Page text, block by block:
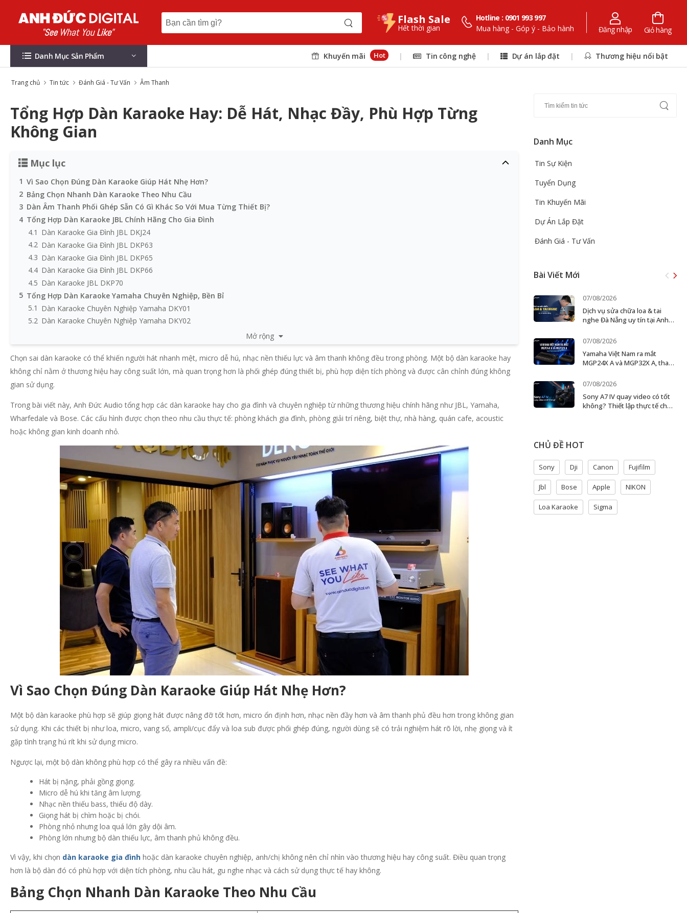
Flash Sale
Hết thời gian
Hotline : 0901 993 997
Mua hàng - Góp ý - Bảo hành
Đăng nhập Giỏ hàng
Danh Mục Sản Phẩm Khuyến mãi Hot | Tin công nghệ | Dự án lắp đặt | Thương hiệu nổi bật
Trang chủ Tin tức Đánh Giá - Tư Vấn Âm Thanh
Tổng Hợp Dàn Karaoke Hay: Dễ Hát, Nhạc Đầy, Phù Hợp Từng
Không Gian
Mục lục
1 Vì Sao Chọn Đúng Dàn Karaoke Giúp Hát Nhẹ Hơn?
2 Bảng Chọn Nhanh Dàn Karaoke Theo Nhu Cầu
3 Dàn Âm Thanh Phối Ghép Sẵn Có Gì Khác So Với Mua Từng Thiết Bị?
4 Tổng Hợp Dàn Karaoke JBL Chính Hãng Cho Gia Đình
4.1 Dàn Karaoke Gia Đình JBL DKJ24
4.2 Dàn Karaoke Gia Đình JBL DKP63
4.3 Dàn Karaoke Gia Đình JBL DKP65
4.4 Dàn Karaoke Gia Đình JBL DKP66
4.5 Dàn Karaoke JBL DKP70
5 Tổng Hợp Dàn Karaoke Yamaha Chuyên Nghiệp, Bền Bỉ
5.1 Dàn Karaoke Chuyên Nghiệp Yamaha DKY01
5.2 Dàn Karaoke Chuyên Nghiệp Yamaha DKY02
5.4 Dàn Karaoke Chuyên Nghiệp Yamaha DKY13
5.5 Dàn Karaoke Chuyên Nghiệp Yamaha DKY14
5.6 Dàn Karaoke Chuyên Nghiệp Yamaha DKY19
6 Tổng Hợp Dàn Karaoke Wharfedale Cho Không Gian Cần Âm Thanh Khỏe
6.2 Dàn Karaoke Chuyên Nghiệp Wharfedale DKT02
6.3 Dàn Karaoke Chuyên Nghiệp Wharfedale DKW15
7
Tổng Hợp Dàn Karaoke Bose Gọn Đẹp Cho Không Gian Cao Cấp
Dàn Karaoke Chuyên Nghiệp Bose DKBO13
Dàn Karaoke Chuyên Nghiệp Bose DKBO14
Nên Chọn Dàn Karaoke Nào Để Hát Hay Hơn?
Góc Nhìn Chuyên Gia Từ Anh Đức Audio
Vì Sao Nên Mua Dàn Karaoke Chính Hãng Tại Anh Đức Audio?
Câu Hỏi Thường Gặp Khi Chọn Dàn Karaoke
Mở rộng
Chọn sai dàn karaoke có thể khiến người hát nhanh mệt, micro dễ hú, nhạc nền thiếu lực và âm thanh không đều trong phòng. Một bộ dàn karaoke hay
không chỉ nằm ở thương hiệu hay công suất lớn, mà quan trọng hơn là phối ghép đúng thiết bị, phù hợp diện tích phòng và được cân chỉnh đúng không
gian sử dụng.
Trong bài viết này, Anh Đức Audio tổng hợp các dàn karaoke hay cho gia đình và chuyên nghiệp từ những thương hiệu chính hãng như JBL, Yamaha,
Wharfedale và Bose. Các cấu hình được chọn theo nhu cầu thực tế: phòng khách gia đình, phòng giải trí riêng, biệt thự, nhà hàng, quán cafe, acoustic
hoặc không gian kinh doanh nhỏ.
Vì Sao Chọn Đúng Dàn Karaoke Giúp Hát Nhẹ Hơn?
Một bộ dàn karaoke phù hợp sẽ giúp giọng hát được nâng đỡ tốt hơn, micro ổn định hơn, nhạc nền đầy hơn và âm thanh phủ đều hơn trong không gian
sử dụng. Khi các thiết bị như loa, micro, vang số, ampli/cục đẩy và loa sub được phối ghép đúng, người dùng sẽ có trải nghiệm hát rõ lời, nhẹ giọng và ít
gặp tình trạng hú rít khi sử dụng micro.
Ngược lại, một bộ dàn không phù hợp có thể gây ra nhiều vấn đề:
Hát bị nặng, phải gồng giọng.
Micro dễ hú khi tăng âm lượng.
Nhạc nền thiếu bass, thiếu độ dày.
Giọng hát bị chìm hoặc bị chói.
Phòng nhỏ nhưng loa quá lớn gây dội âm.
Phòng lớn nhưng bộ dàn thiếu lực, âm thanh phủ không đều.
Vì vậy, khi chọn dàn karaoke gia đình hoặc dàn karaoke chuyên nghiệp, anh/chị không nên chỉ nhìn vào thương hiệu hay công suất. Điều quan trọng
hơn là bộ dàn đó có phù hợp với diện tích phòng, nhu cầu hát, gu nghe nhạc và cách sử dụng thực tế hay không.
Bảng Chọn Nhanh Dàn Karaoke Theo Nhu Cầu
Danh Mục
Tin Sự Kiện
Tuyển Dụng
Tin Khuyến Mãi
Dự Án Lắp Đặt
Đánh Giá - Tư Vấn
Bài Viết Mới
07/08/2026
Dịch vụ sửa chữa loa & tai
nghe Đà Nẵng uy tín tại Anh
07/08/2026
Yamaha Việt Nam ra mắt
MGP24X A và MGP32X A, thay
07/08/2026
Sony A7 IV quay video có tốt
không? Thiết lập thực tế cho
CHỦ ĐỀ HOT
Sony Dji Canon Fujifilm
Jbl Bose Apple NIKON
Loa Karaoke Sigma